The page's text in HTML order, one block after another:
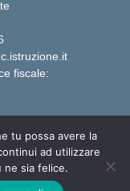
fiscale:
di Designers Italia
tu possa avere la
ad utilizzare
ne sia felice.